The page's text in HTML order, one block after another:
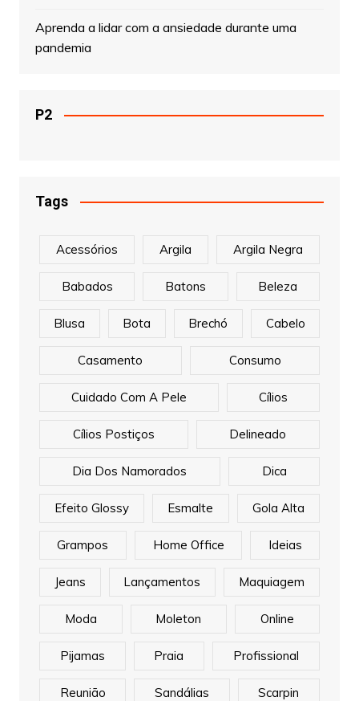
Aprenda a lidar com a ansiedade durante uma
pandemia
P2
Tags
Acessórios Argila Argila Negra
Babados Batons Beleza
Blusa Bota Brechó Cabelo
Casamento Consumo
Cuidado Com A Pele Cílios
Cílios Postiços Delineado
Dia Dos Namorados Dica
Efeito Glossy Esmalte Gola Alta
Grampos Home Office Ideias
Jeans Lançamentos Maquiagem
Moda Moleton Online
Pijamas Praia Profissional
Reunião Sandálias Scarpin